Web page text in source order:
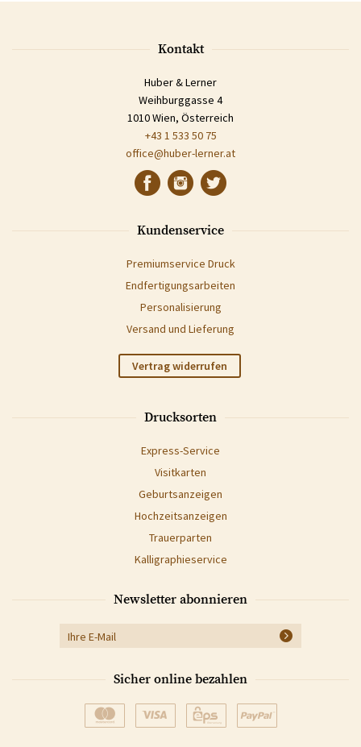
Kontakt
Huber & Lerner
Weihburggasse 4
1010 Wien, Österreich
+43 1 533 50 75
office@huber-lerner.at
Kundenservice
Premiumservice Druck
Endfertigungsarbeiten
Personalisierung
Versand und Lieferung
Vertrag widerrufen
Drucksorten
Express-Service
Visitkarten
Geburtsanzeigen
Hochzeitsanzeigen
Trauerparten
Kalligraphieservice
Newsletter abonnieren
Sicher online bezahlen